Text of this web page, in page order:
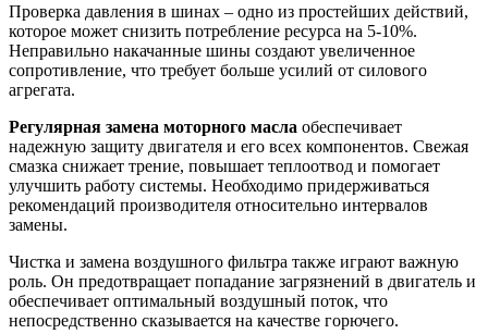
Проверка давления в шинах – одно из простейших действий,
которое может снизить потребление ресурса на 5-10%.
Неправильно накачанные шины создают увеличенное
сопротивление, что требует больше усилий от силового
агрегата.
Регулярная замена моторного масла обеспечивает
надежную защиту двигателя и его всех компонентов. Свежая
смазка снижает трение, повышает теплоотвод и помогает
улучшить работу системы. Необходимо придерживаться
рекомендаций производителя относительно интервалов
замены.
Чистка и замена воздушного фильтра также играют важную
роль. Он предотвращает попадание загрязнений в двигатель и
обеспечивает оптимальный воздушный поток, что
непосредственно сказывается на качестве горючего.